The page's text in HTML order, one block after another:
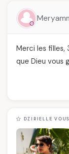
Merci les filles,
que Dieu vous
DZIRIELLE